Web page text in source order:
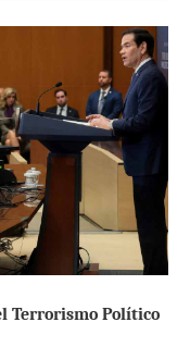
Terrorismo Político